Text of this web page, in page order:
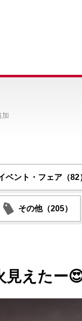
加
ベント・フェア（82
その他（205）
見えたー